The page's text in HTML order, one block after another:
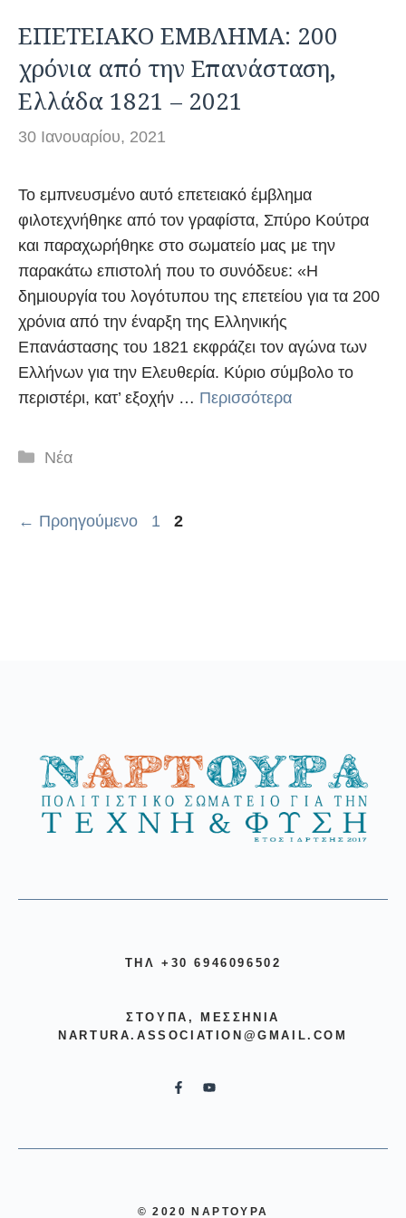
ΕΠΕΤΕΙΑΚΟ ΕΜΒΛΗΜΑ: 200
χρόνια από την Επανάσταση,
Ελλάδα 1821 – 2021
30 Ιανουαρίου, 2021
Το εμπνευσμένο αυτό επετειακό έμβλημα
φιλοτεχνήθηκε από τον γραφίστα, Σπύρο Κούτρα
και παραχωρήθηκε στο σωματείο μας με την
παρακάτω επιστολή που το συνόδευε: «Η
δημιουργία του λογότυπου της επετείου για τα 200
χρόνια από την έναρξη της Ελληνικής
Επανάστασης του 1821 εκφράζει τον αγώνα των
Ελλήνων για την Ελευθερία. Κύριο σύμβολο το
περιστέρι, κατ’ εξοχήν … Περισσότερα
Κατηγορίες
Νέα
← Προηγούμενο Σελίδα
1 Σελίδα
2
ΤΗΛ +30 6946096502
ΣΤΟΎΠΑ, ΜΕΣΣΗΝΊΑ
NARTURA.ASSOCIATION@GMAIL.COM
© 2020 ΝΑΡΤΟΥΡΑ